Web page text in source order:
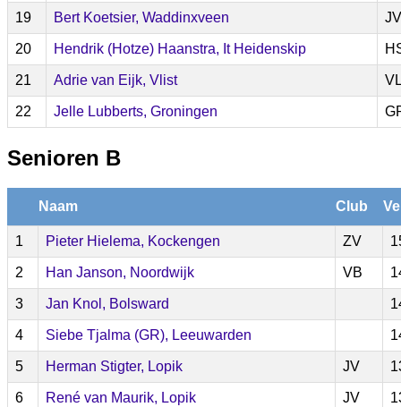
19 Bert Koetsier, Waddinxveen JV
20 Hendrik (Hotze) Haanstra, It Heidenskip
21 Adrie van Eijk, Vlist
22 Jelle Lubberts, Groningen
Senioren B
Naam Club
1 Pieter Hielema, Kockengen ZV
2 Han Janson, Noordwijk VB
3 Jan Knol, Bolsward
4 Siebe Tjalma (GR), Leeuwarden
5 Herman Stigter, Lopik JV
6 René van Maurik, Lopik JV